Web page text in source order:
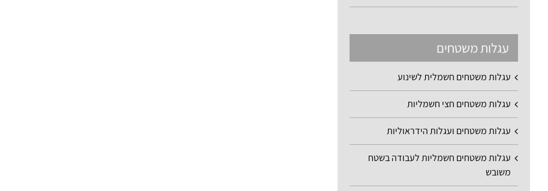
עגלות משטחים
עגלות משטחים חשמלית לשינוע
עגלות משטחים חצי חשמליות
עגלות משטחים ועגלות הידראוליות
עגלות משטחים חשמליות לעבודה בשטח
משובש